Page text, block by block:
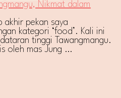
pekan saya
kategori ‘food’. Kali ini
tinggi Tawangmangu.
oleh mas Jung …